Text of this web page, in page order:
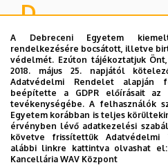
D
Doktori Szabályzat
M
Minőségbiztosítási terv
NY
Nyilatkozat magas szintű
A Debreceni Egyetem
rendelkezésére bocsátott, illetve
védelmét. Ezúton tájékoztatjuk
2018. május 25. napjától
Adatvédelmi Rendelet alapján
beépítette a GDPR előírásait az
tevékenységébe. A felhasználók
Egyetem korábban is teljes
érvényben lévő adatkezelési
követve frissítettük Adatvédelmi
alábbi linkre kattintva olvashat
Kancellária WAV Központ